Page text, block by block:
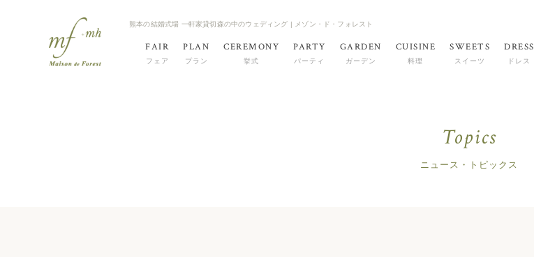
熊本の結婚式場 一軒家貸切森の中のウェディング | メゾン・ド・フォレスト
FAIR
フェア
PLAN
プラン
CEREMONY
挙式
PARTY
パーティ
GARDEN
ガーデン
CUISINE
料理
SWEETS
スイーツ
DRESS
ドレス
Topics
ニュース・トピックス